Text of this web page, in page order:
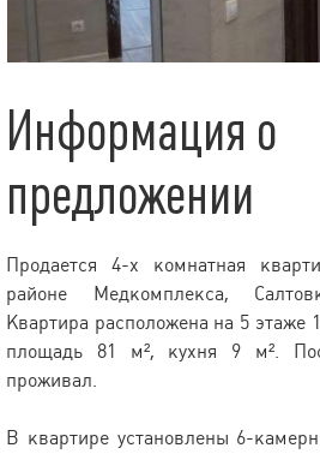
Информация о
предложении
Продается 4-х комнатная
районе Медкомплекса,
Квартира расположена на 5 этаже
площадь 81 м², кухня 9 м².
проживал.
В квартире установлены 6-